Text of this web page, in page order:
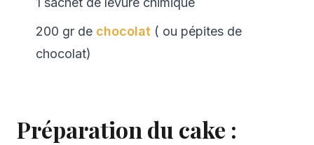
200 gr de chocolat ( ou pépites de
chocolat)
Préparation du cake :